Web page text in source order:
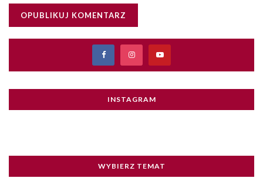
INSTAGRAM
WYBIERZ TEMAT